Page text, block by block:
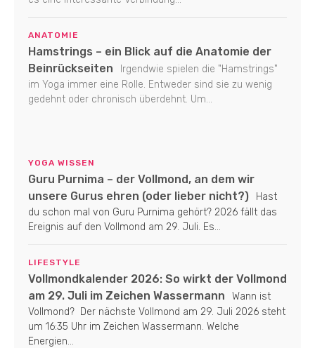
ANATOMIE
Hamstrings – ein Blick auf die Anatomie der
Beinrückseiten
Irgendwie spielen die "Hamstrings"
im Yoga immer eine Rolle. Entweder sind sie zu wenig
gedehnt oder chronisch überdehnt. Um...
YOGA WISSEN
Guru Purnima – der Vollmond, an dem wir
unsere Gurus ehren (oder lieber nicht?)
Hast
du schon mal von Guru Purnima gehört? 2026 fällt das
Ereignis auf den Vollmond am 29. Juli. Es...
LIFESTYLE
Vollmondkalender 2026: So wirkt der Vollmond
am 29. Juli im Zeichen Wassermann
Wann ist
Vollmond? Der nächste Vollmond am 29. Juli 2026 steht
um 16:35 Uhr im Zeichen Wassermann. Welche
Energien...